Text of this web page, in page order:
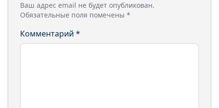
Ваш адрес email не будет опубликован.
Обязательные поля помечены *
Комментарий *